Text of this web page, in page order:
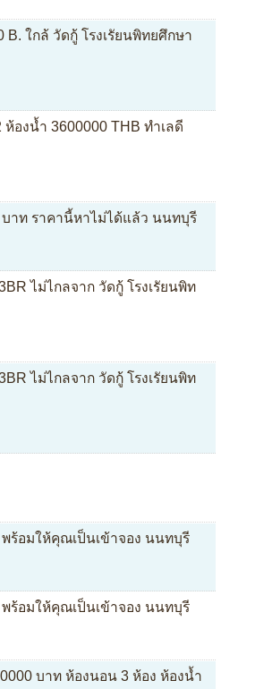
ใกล้ วัดกู้ โรงเรัยนพิทยศึกษา
องน้ำ 3600000 THB ทำเลดี
าท ราคานี้หาไม่ได้แล้ว นนทบุรี
ไม่ไกลจาก วัดกู้ โรงเรัยนพิท
ไม่ไกลจาก วัดกู้ โรงเรัยนพิท
ร้อมให้คุณเป็นเข้าจอง นนทบุรี
ร้อมให้คุณเป็นเข้าจอง นนทบุรี
บาท ห้องนอน 3 ห้อง ห้องน้ำ